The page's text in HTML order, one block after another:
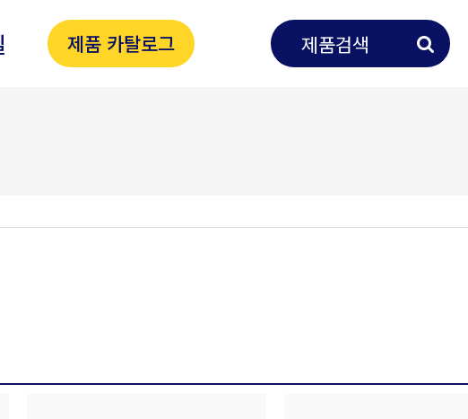
제품 카탈로그